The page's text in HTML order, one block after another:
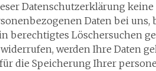
Datenschutzerklärung
Daten bei uns,
berechtigtes Löschersuchen
werden Ihre Daten
die Speicherung Ihrer